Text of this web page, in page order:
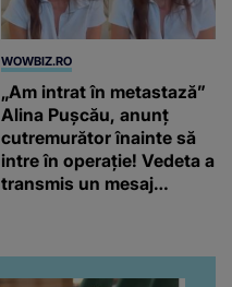
WOWBIZ.RO
„Am intrat în metastază”
Alina Pușcău, anunț
cutremurător înainte să
intre în operație! Vedeta a
transmis un mesaj